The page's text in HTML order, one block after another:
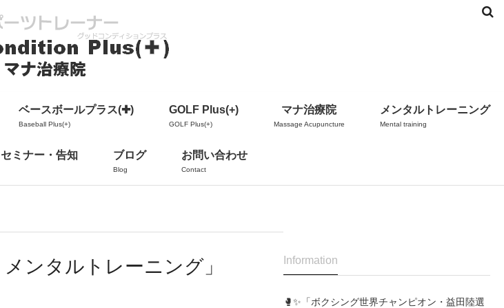
ベースボールプラス(✚)
Baseball Plus(+)
GOLF Plus(+)
GOLF Plus(+)
マナ治療院
Massage Acupuncture
メンタルトレーニング
Mental training
ミナー・告知 ブログ
Blog
お問い合わせ
Contact
ンタルトレーニング」 Information
🥊✨「ボクシング世界チャンピオン・益田陸選